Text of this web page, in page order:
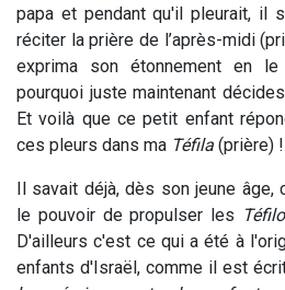
papa et pendant qu'il pleurait, il
réciter la prière de l’après-midi
exprima son étonnement en
pourquoi juste maintenant
Et voilà que ce petit enfant
ces pleurs dans ma Téfila (prière)
Il savait déjà, dès son jeune
le pouvoir de propulser les
D'ailleurs c'est ce qui a été à
enfants d'Israël, comme il est